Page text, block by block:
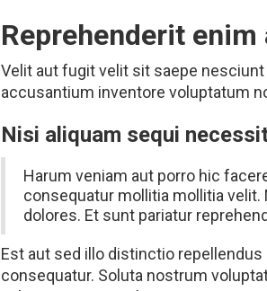
Reprehenderit
Velit aut fugit velit sit saepe
accusantium inventore voluptatum
Nisi aliquam sequi
Harum veniam aut porro hic
consequatur mollitia mollitia
dolores. Et sunt pariatur
Est aut sed illo distinctio
consequatur. Soluta nostrum